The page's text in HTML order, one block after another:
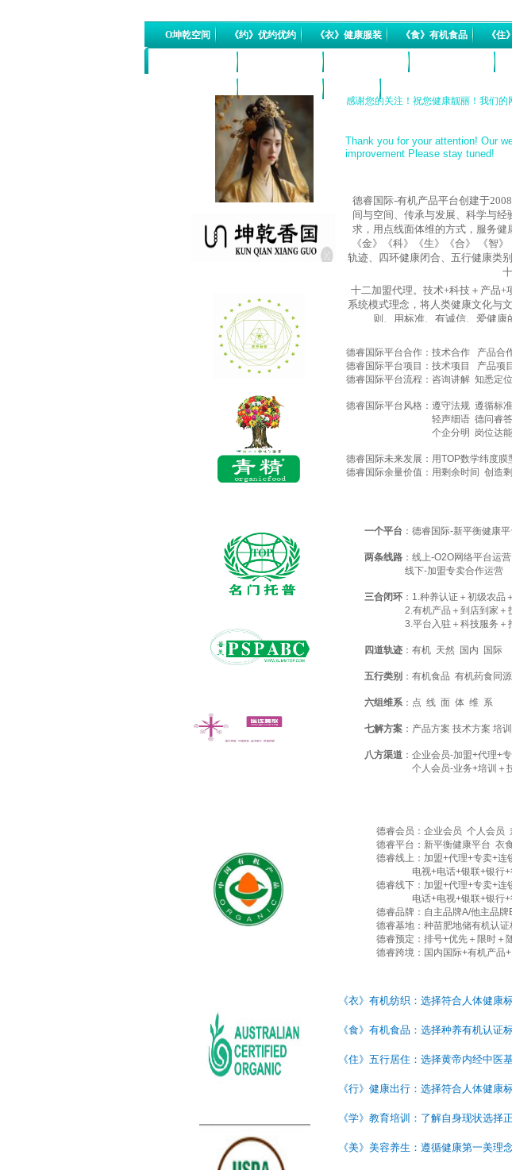
O坤乾空间 《约》优约优约 《衣》健康服装 《食》有机食品 《住
感谢您的关注！祝您健康靓丽！我们的
Thank you for your attention! Our
improvement Please stay tuned!
德睿国际-有机产品平台创建于
间与空间、传承与发展、科学与
求，用点线面体维的方式，服务健
《金》《科》《生》《合》 《智》
轨迹、四环健康闭合、五行健康类
十二加盟代理。技术+科技＋产品+
系统模式理念，将人类健康文化与
则、用标准、有诚信、爱健康
德睿国际平台合作：技术合作 产品合
德睿国际平台项目：技术项目 产品项
德睿国际平台流程：咨询讲解 知悉定位
德睿国际平台风格 ： 遵守法规 遵循标准
轻声细语 德问睿答
个企分明 岗位达
德睿国际未来发展 ： 用TOP数学纬度膜
德睿国际余量价值 ： 用剩余时间 创造
一个平台 ：德睿国际-新平衡健康平
两条线路 ：线上-O2O网络平台运营
线下-加盟专卖合作运营
三合闭环 ：1.种养认证＋初级农品
2.有机产品＋到店到家＋技
3.平台入驻＋科技服务＋托
四道轨迹 ：有机 天然 国内 国际
五行类别 ：有机食品 有机药食同
六组维系 ：点 线 面 体 维 系
七解方案 ：产品方案 技术方案 培
八方渠道 ：企业会员-加盟+代理+
个人会员-业务+培训＋
德睿会员：企业会员 个人会员
德睿平台：新平衡健康平台 衣
德睿线上：加盟+代理+专卖+连
电视+电话+银联+银行+
德睿线下：加盟+代理+专卖+连
电话+电视+银联+银行+
德睿品牌：自主品牌A/他主品牌
德睿基地：种苗肥地储有机认
德睿预定：排号+优先＋限时＋
德睿跨境：国内国际+有机产品
《衣》有机纺织：选择符合人体健
《食》有机食品：选择种养有机认证
《住》五行居住：选择黄帝内经中医
《行》健康出行：选择符合人体健康
《学》教育培训：了解自身现状选择
《美》美容养生：遵循健康第一美理